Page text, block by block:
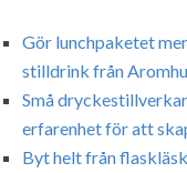
Gör lunchpaketet
stilldrink från
Små
erfarenhet för att
Byt helt från